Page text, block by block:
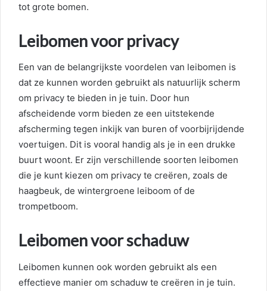
tot grote bomen.
Leibomen voor privacy
Een van de belangrijkste voordelen van leibomen is
dat ze kunnen worden gebruikt als natuurlijk scherm
om privacy te bieden in je tuin. Door hun
afscheidende vorm bieden ze een uitstekende
afscherming tegen inkijk van buren of voorbijrijdende
voertuigen. Dit is vooral handig als je in een drukke
buurt woont. Er zijn verschillende soorten leibomen
die je kunt kiezen om privacy te creëren, zoals de
haagbeuk, de wintergroene leiboom of de
trompetboom.
Leibomen voor schaduw
Leibomen kunnen ook worden gebruikt als een
effectieve manier om schaduw te creëren in je tuin.